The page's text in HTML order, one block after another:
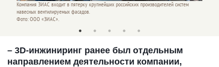
Компания ЗИАС входит в пятерку крупнейших российских производителей систем
навесных вентилируемых фасадов.
Фото: ООО «ЗИАС».
– 3D-инжиниринг ранее был отдельным
направлением деятельности компании,